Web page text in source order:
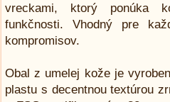
vreckami, ktorý ponúka
funkčnosti. Vhodný pre
kompromisov.
Obal z umelej kože je
plastu s decentnou textúrou